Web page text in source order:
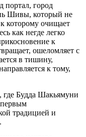
портал, город
Шивы, который не
которому очищает
как негде легко
к
ошеломляет с
в тишину,
к тому,
где Будда Шакьямуни
первым
традицией и